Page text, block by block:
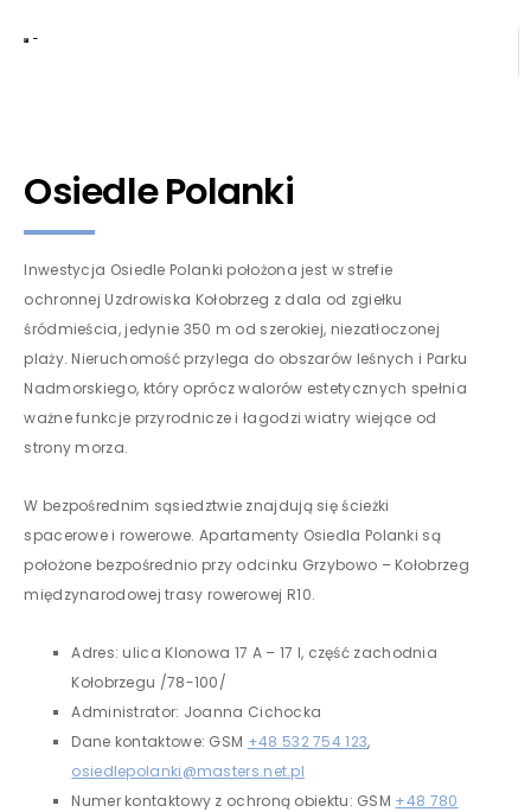
Osiedle Polanki
Inwestycja Osiedle Polanki położona jest w strefie
ochronnej Uzdrowiska Kołobrzeg z dala od zgiełku
śródmieścia, jedynie 350 m od szerokiej, niezatłoczonej
plaży. Nieruchomość przylega do obszarów leśnych i Parku
Nadmorskiego, który oprócz walorów estetycznych spełnia
ważne funkcje przyrodnicze i łagodzi wiatry wiejące od
strony morza.
W bezpośrednim sąsiedztwie znajdują się ścieżki
spacerowe i rowerowe. Apartamenty Osiedla Polanki są
położone bezpośrednio przy odcinku Grzybowo – Kołobrzeg
międzynarodowej trasy rowerowej R10.
Adres: ulica Klonowa 17 A – 17 I, część zachodnia
Kołobrzegu /78-100/
Administrator: Joanna Cichocka
Dane kontaktowe: GSM +48 532 754 123,
osiedlepolanki@masters.net.pl
Numer kontaktowy z ochroną obiektu: GSM +48 780